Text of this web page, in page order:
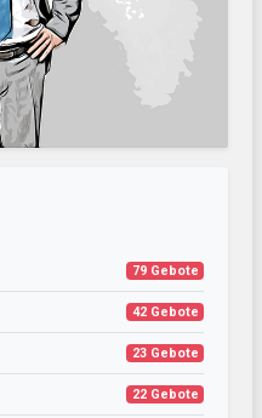
79 Gebote
42 Gebote
23 Gebote
22 Gebote